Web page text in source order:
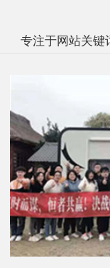
专注于网站关键